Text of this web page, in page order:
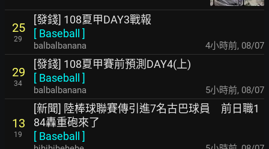
25
29
[發錢] 108夏甲DAY3戰報
[ Baseball ]
balbalbanana 4小時前, 08/07
29
34
[發錢] 108夏甲賽前預測DAY4(上)
[ Baseball ]
balbalbanana 5小時前, 08/07
13
19
[新聞] 陸棒球聯賽傳引進7名古巴球員 前日職1
84轟重砲來了
[ Baseball ]